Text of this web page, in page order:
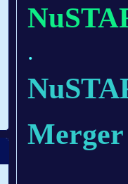
.
Merger